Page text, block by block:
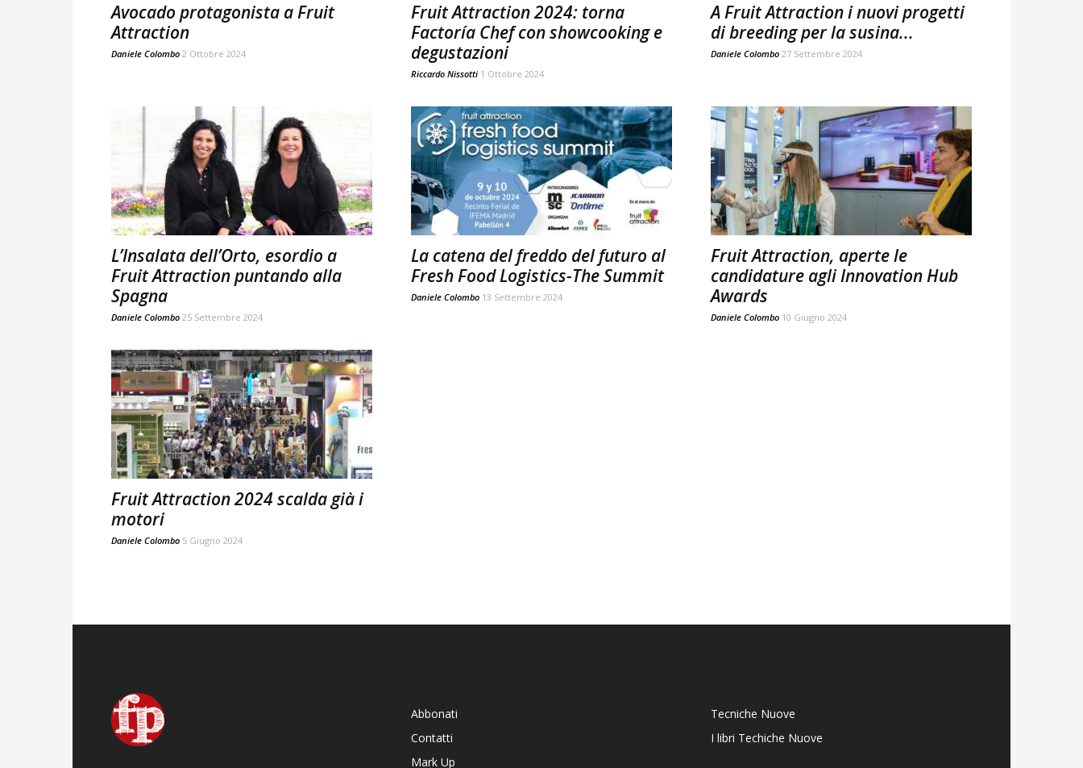
Avocado protagonista a Fruit
Attraction
Daniele Colombo 2 Ottobre 2024
Fruit Attraction 2024: torna
Factoría Chef con showcooking e
degustazioni
Riccardo Nissotti 1 Ottobre 2024
A Fruit Attraction i nuovi progetti
di breeding per la susina...
Daniele Colombo 27 Settembre 2024
L’Insalata dell’Orto, esordio a
Fruit Attraction puntando alla
Spagna
Daniele Colombo 25 Settembre 2024
La catena del freddo del futuro al
Fresh Food Logistics-The Summit
Daniele Colombo 13 Settembre 2024
Fruit Attraction, aperte le
candidature agli Innovation Hub
Awards
Daniele Colombo 10 Giugno 2024
Fruit Attraction 2024 scalda già i
motori
Daniele Colombo 5 Giugno 2024
Abbonati
Contatti
Mark Up
Tecniche Nuove
I libri Techiche Nuove